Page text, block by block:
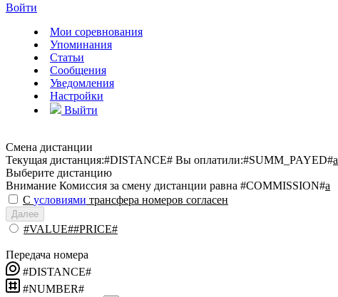
Войти
Мои соревнования
Упоминания
Статьи
Сообщения
Уведомления
Настройки
Выйти
Смена дистанции
Текущая дистанция:#DISTANCE# Вы оплатили:#SUMM_PAYED#a
Выберите дистанцию
Внимание Комиссия за смену дистанции равна #COMMISSION#a
С условиями трансфера номеров согласен
Далее
#VALUE##PRICE#
Передача номера
#DISTANCE#
#NUMBER#